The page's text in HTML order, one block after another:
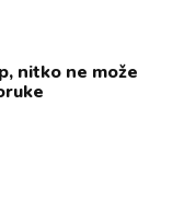
nitko ne može